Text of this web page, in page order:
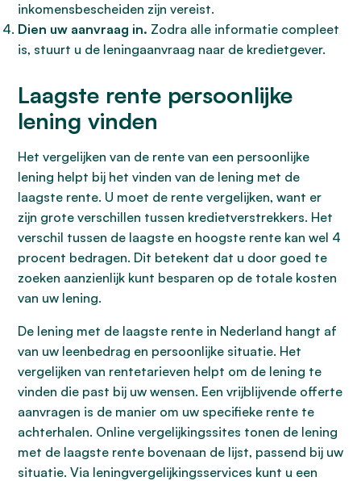
inkomensbescheiden zijn vereist.
Dien uw aanvraag in. Zodra alle informatie compleet
is, stuurt u de leningaanvraag naar de kredietgever.
Laagste rente persoonlijke
lening vinden
Het vergelijken van de rente van een persoonlijke
lening helpt bij het vinden van de lening met de
laagste rente. U moet de rente vergelijken, want er
zijn grote verschillen tussen kredietverstrekkers. Het
verschil tussen de laagste en hoogste rente kan wel 4
procent bedragen. Dit betekent dat u door goed te
zoeken aanzienlijk kunt besparen op de totale kosten
van uw lening.
De lening met de laagste rente in Nederland hangt af
van uw leenbedrag en persoonlijke situatie. Het
vergelijken van rentetarieven helpt om de lening te
vinden die past bij uw wensen. Een vrijblijvende offerte
aanvragen is de manier om uw specifieke rente te
achterhalen. Online vergelijkingssites tonen de lening
met de laagste rente bovenaan de lijst, passend bij uw
situatie. Via leningvergelijkingsservices kunt u een